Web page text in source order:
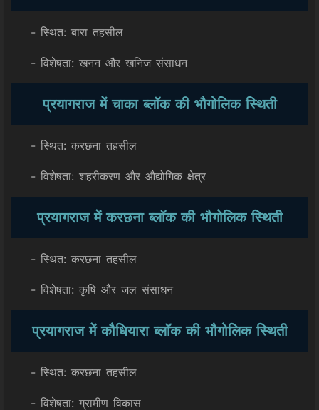
- स्थित: बारा तहसील
- विशेषता: खनन और खनिज संसाधन
प्रयागराज में चाका ब्लॉक की भौगोलिक स्थिती
- स्थित: करछना तहसील
- विशेषता: शहरीकरण और औद्योगिक क्षेत्र
प्रयागराज में करछना ब्लॉक की भौगोलिक स्थिती
- स्थित: करछना तहसील
- विशेषता: कृषि और जल संसाधन
प्रयागराज में कौधियारा ब्लॉक की भौगोलिक स्थिती
- स्थित: करछना तहसील
- विशेषता: ग्रामीण विकास